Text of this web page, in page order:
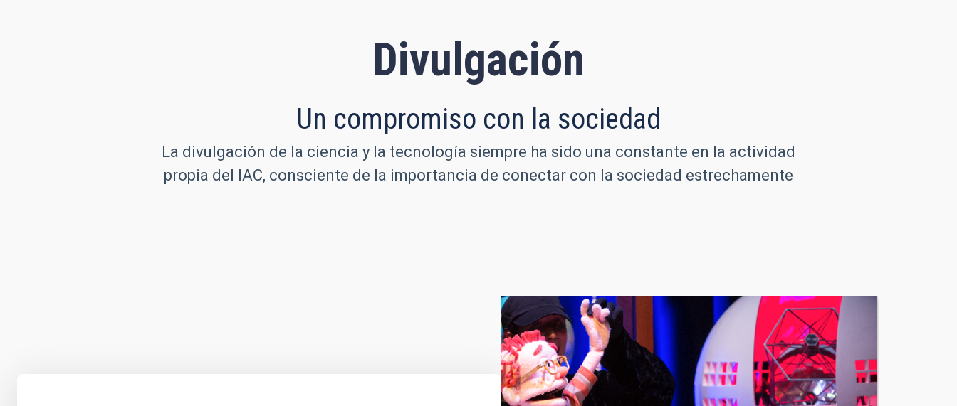
Divulgación
Un compromiso con la sociedad
La divulgación de la ciencia y la tecnología siempre ha sido una constante en la actividad
propia del IAC, consciente de la importancia de conectar con la sociedad estrechamente